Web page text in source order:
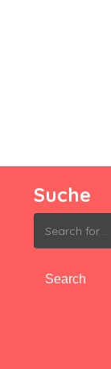
Suche
Search
for: